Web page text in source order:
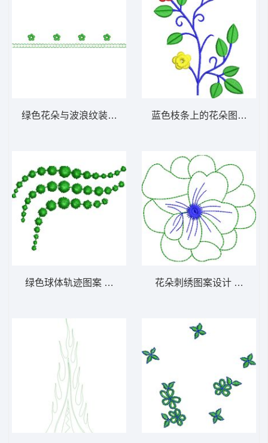
绿色花朵与波浪纹装饰图案 免费小花系列5千
绿色球体轨迹图案 免费小花系列5千针以下
蓝色枝条上的花朵图案 免
花朵刺绣图案设计 免费小